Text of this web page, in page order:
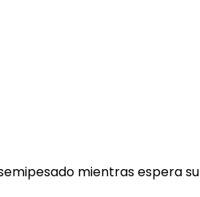
mientras espera su